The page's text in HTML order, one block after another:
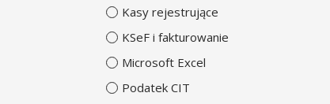
Kasy rejestrujące
KSeF i fakturowanie
Microsoft Excel
Podatek CIT